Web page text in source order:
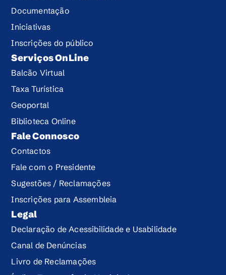
Documentação
Iniciativas
Inscrições do público
Serviços OnLine
Balcão Virtual
Taxa Turística
Geoportal
Biblioteca Online
Fale Connosco
Contactos
Fale com o Presidente
Sugestões / Reclamações
Inscrições para Assembleia
Legal
Declaração de Acessibilidade e Usabilidade
Canal de Denúncias
Livro de Reclamações